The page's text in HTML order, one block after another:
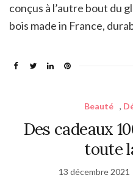
conçus à l’autre bout du
bois made in France,
Beauté ,
Des cadeaux
toute
13 décembre 2021